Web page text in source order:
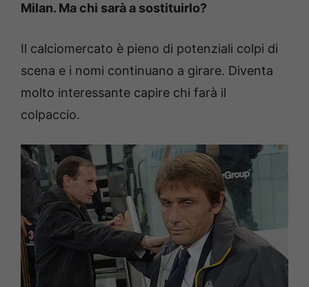
Milan. Ma chi sarà a sostituirlo?
Il calciomercato è pieno di potenziali colpi di
scena e i nomi continuano a girare. Diventa
molto interessante capire chi farà il
colpaccio.